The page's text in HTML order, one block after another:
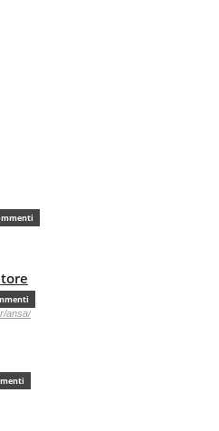
ansa/